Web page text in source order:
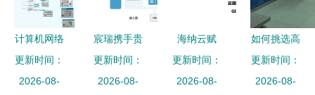
计算机网络
思维导图
协议与通信
更新时间：
2026-08-
宸瑞携手贵
州医科大附
属医院 开
更新时间：
2026-08-
海纳云赋
能，做BIM
技术应用排
更新时间：
2026-08-
如何挑选高
性价比的网
络推广供应
更新时间：
2026-08-